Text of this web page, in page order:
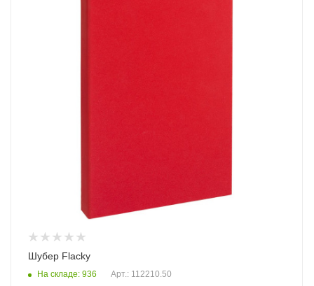
Шубер Flacky
На складе: 936 Арт.: 112210.50